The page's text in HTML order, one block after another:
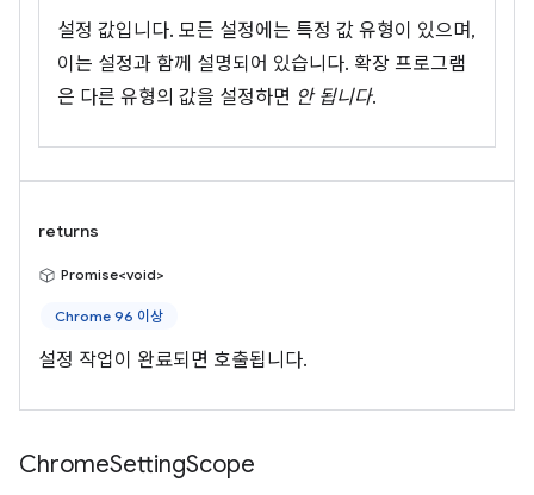
설정 값입니다. 모든 설정에는 특정 값 유형이 있으며,
이는 설정과 함께 설명되어 있습니다. 확장 프로그램
은 다른 유형의 값을 설정하면 안 됩니다.
returns
Promise<void>
Chrome 96 이상
설정 작업이 완료되면 호출됩니다.
ChromeSettingScope